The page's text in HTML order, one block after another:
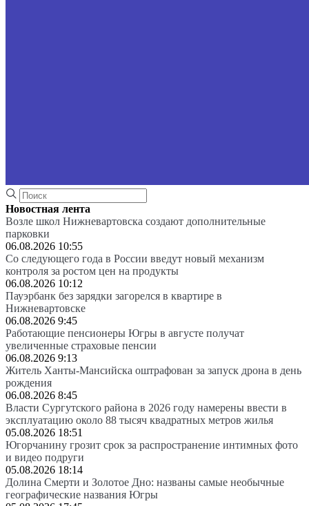
Новостная лента
Возле школ Нижневартовска создают дополнительные
парковки
06.08.2026 10:55
Со следующего года в России введут новый механизм
контроля за ростом цен на продукты
06.08.2026 10:12
Пауэрбанк без зарядки загорелся в квартире в
Нижневартовске
06.08.2026 9:45
Работающие пенсионеры Югры в августе получат
увеличенные страховые пенсии
06.08.2026 9:13
Житель Ханты-Мансийска оштрафован за запуск дрона в день
рождения
06.08.2026 8:45
Власти Сургутского района в 2026 году намерены ввести в
эксплуатацию около 88 тысяч квадратных метров жилья
05.08.2026 18:51
Югорчанину грозит срок за распространение интимных фото
и видео подруги
05.08.2026 18:14
Долина Смерти и Золотое Дно: названы самые необычные
географические названия Югры